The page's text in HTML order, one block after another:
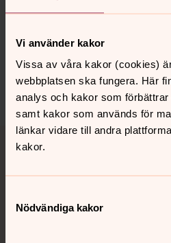
Vi använder kakor
Vissa av våra kakor (cookies)
webbplatsen ska fungera. Här
analys och kakor som
samt kakor som används för
länkar vidare till andra
kakor.
Nödvändiga kakor
Senast ändrad 3 maj 2023
innehåll?
Dela
Tillbaka till toppen
Tillbaka till innehållet
Kontakt